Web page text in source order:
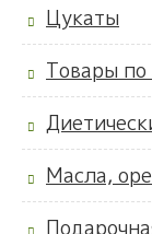
Цукаты
Товары по
Масла,